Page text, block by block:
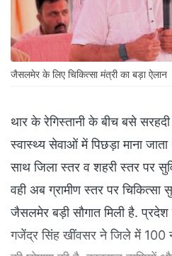
जैसलमेर के लिए चिकित्सा मंत्री का बड़ा ऐलान
थार के रेगिस्तानी के बीच बसे
स्वास्थ्य सेवाओं में पिछड़ा माना
साथ जिला स्तर व शहरी स्तर पर
वही अब ग्रामीण स्तर पर चिकित्सा
जैसलमेर बड़ी सौगात मिली है. प्रदेश
गजेंद्र सिंह खींवसर ने जिले में 100